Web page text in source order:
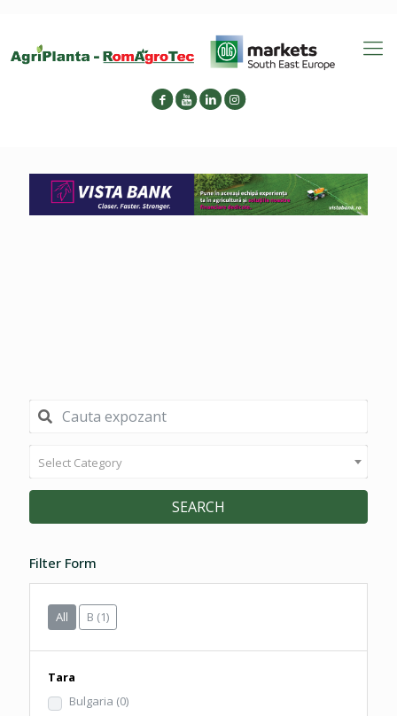
Select Category
SEARCH
Filter Form
All B (1)
Tara
Bulgaria (0)